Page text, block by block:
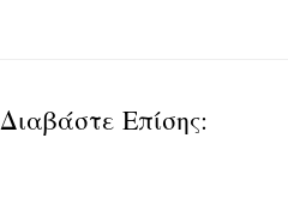
Διαβάστε Επίσης: